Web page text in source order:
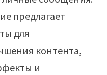
предлагает
для
контента,
и